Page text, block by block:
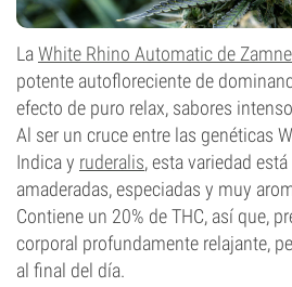
LaWhite Rhino Automatic de
potente autofloreciente de
efecto de puro relax, sabores
Al ser un cruce entre las genéticas
Indica y ruderalis, esta variedad
amaderadas, especiadas y muy
Contiene un 20% de THC, así que,
corporal profundamente relajante,
al final del día.